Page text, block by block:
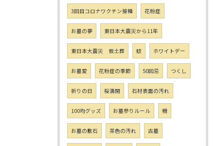
3回目コロナワクチン接種 花粉症
お墓の夢 東日本大震災から11年
東日本大震災 仮土葬 蚊 ホワイトデー
お墓愛 花粉症の季節 50回忌 つくし
祈りの日 桜満開 石材表面の汚れ
100均グッズ お墓参りルール 柵
お墓の敷石 茶色の汚れ 古墓